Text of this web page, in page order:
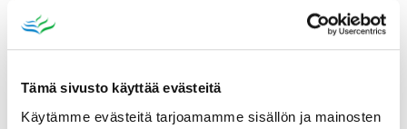
Tämä sivusto käyttää evästeitä
Käytämme evästeitä tarjoamamme sisällön ja mainosten